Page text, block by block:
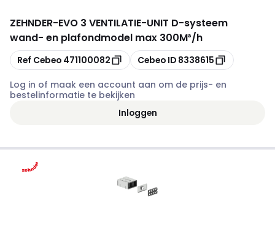
ZEHNDER-EVO 3 VENTILATIE-UNIT D-systeem
wand- en plafondmodel max 300M³/h
Kopiëren
Ref Cebeo 471100082 Kopiëren
Cebeo ID 8338615
Log in of maak een account aan om de prijs- en
bestelinformatie te bekijken
Inloggen